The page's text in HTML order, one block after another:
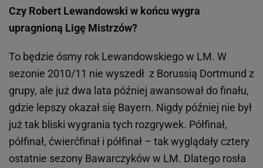
Czy Robert Lewandowski w końcu wygra
upragnioną Ligę Mistrzów?
To będzie ósmy rok Lewandowskiego w LM. W
sezonie 2010/11 nie wyszedł z Borussią Dortmund z
grupy, ale już dwa lata później awansował do finału,
gdzie lepszy okazał się Bayern. Nigdy później nie był
już tak bliski wygrania tych rozgrywek. Półfinał,
półfinał, ćwierćfinał i półfinał – tak wyglądały cztery
ostatnie sezony Bawarczyków w LM. Dlatego rosła